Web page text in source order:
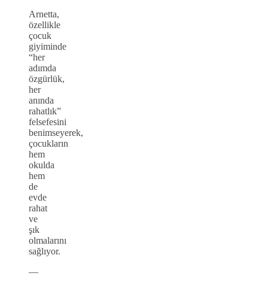
Arnetta,
özellikle
çocuk
giyiminde
“her
adımda
özgürlük,
her
anında
rahatlık”
felsefesini
benimseyerek,
çocukların
hem
okulda
hem
de
evde
rahat
ve
şık
olmalarını
sağlıyor.
—